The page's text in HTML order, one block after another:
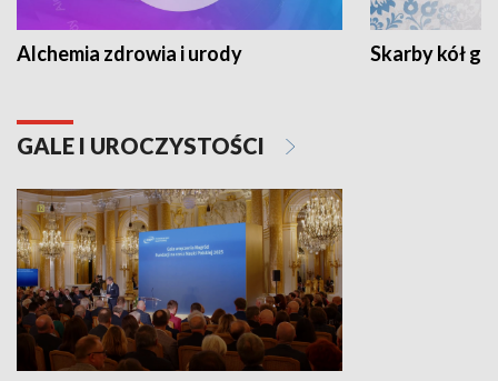
Alchemia zdrowia i urody Skarby kół
GALE I UROCZYSTOŚCI